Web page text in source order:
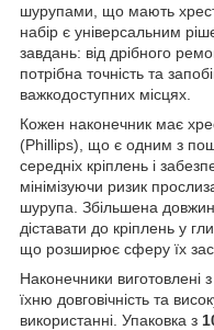
шурупами, що мають
набір є універсальним
завдань: від дрібного
потрібна точність та
важкодоступних місцях.
Кожен наконечник має
(Phillips), що є одним з
середніх кріплень і
мінімізуючи ризик
шурупа. Збільшена
діставати до кріплень у
що розширює сферу їх
Наконечники виготовлені
їхню довговічність та
використанні. Упаковка з